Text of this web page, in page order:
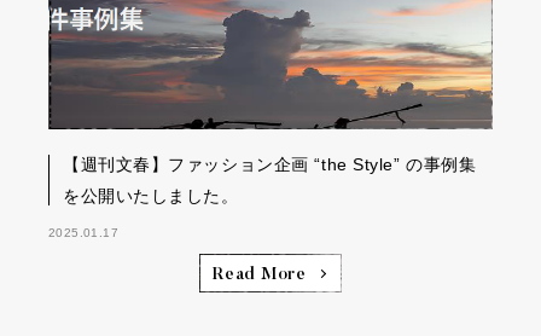
【週刊文春】ファッション企画 “the Style” の事例集
を公開いたしました。
2025.01.17
Read More